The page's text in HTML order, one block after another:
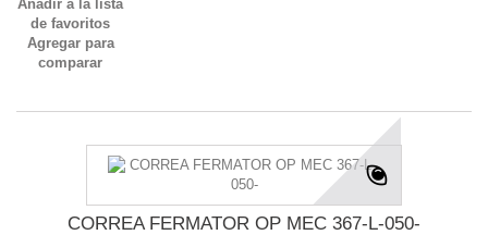
Añadir a la lista
de favoritos
Agregar para
comparar
CORREA FERMATOR OP MEC 367-L-050-